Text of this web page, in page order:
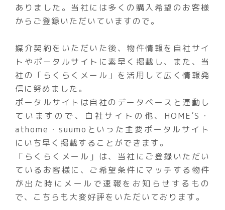
ありました。当社には多くの購入希望のお客様
からご登録いただいていますので。
媒介契約をいただいた後、物件情報を自社サイ
トやポータルサイトに素早く掲載し、また、当
社の「らくらくメール」を活用して広く情報発
信に努めました。
ポータルサイトは自社のデータベースと連動し
ていますので、自社サイトの他、HOME’S・
athome・suumoといった主要ポータルサイト
にいち早く掲載することができます。
「らくらくメール」は、当社にご登録いただい
ているお客様に、ご希望条件にマッチする物件
が出た時にメールで速報をお知らせするもの
で、こちらも大変好評をいただいております。